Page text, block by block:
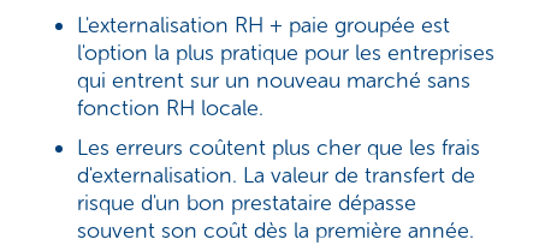
L'externalisation RH + paie groupée est
l'option la plus pratique pour les entreprises
qui entrent sur un nouveau marché sans
fonction RH locale.
Les erreurs coûtent plus cher que les frais
d'externalisation. La valeur de transfert de
risque d'un bon prestataire dépasse
souvent son coût dès la première année.